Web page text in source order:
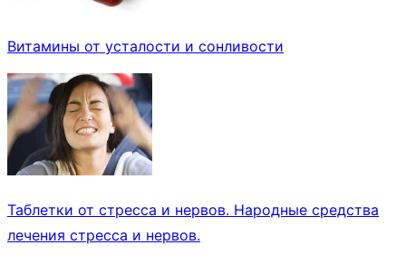
Витамины от усталости и сонливости
Таблетки от стресса и нервов. Народные средства
лечения стресса и нервов.